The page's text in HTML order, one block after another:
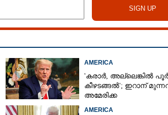
AMERICA
'കരാർ, അല്ലെങ്കിൽ
കീഴടങ്ങൽ'; ഇറാന്
അമേരിക്ക
AMERICA
ക്ഷേത്രങ്ങളിൽ ആചാരവെടി ഇനിയില്ല